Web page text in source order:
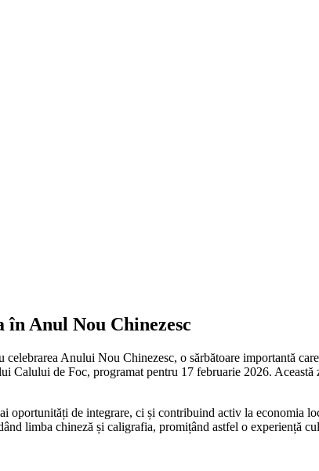
Anul Nou Chinezesc
Anului Nou Chinezesc, o sărbătoare importantă
Calului de Foc, programat pentru 17 februarie 2026.
oportunități de integrare, ci și contribuind activ la economia
limba chineză și caligrafia, promițând astfel o experiență